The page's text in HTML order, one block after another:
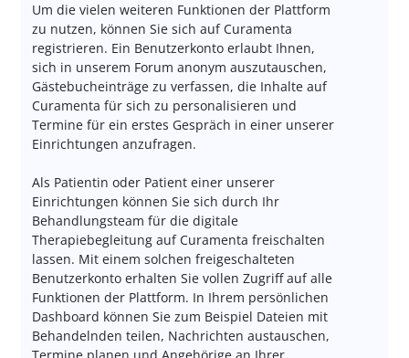
Um die vielen weiteren Funktionen der Plattform
zu nutzen, können Sie sich auf Curamenta
registrieren. Ein Benutzerkonto erlaubt Ihnen,
sich in unserem Forum anonym auszutauschen,
Gästebucheinträge zu verfassen, die Inhalte auf
Curamenta für sich zu personalisieren und
Termine für ein erstes Gespräch in einer unserer
Einrichtungen anzufragen.
Als Patientin oder Patient einer unserer
Einrichtungen können Sie sich durch Ihr
Behandlungsteam für die digitale
Therapiebegleitung auf Curamenta freischalten
lassen. Mit einem solchen freigeschalteten
Benutzerkonto erhalten Sie vollen Zugriff auf alle
Funktionen der Plattform. In Ihrem persönlichen
Dashboard können Sie zum Beispiel Dateien mit
Behandelnden teilen, Nachrichten austauschen,